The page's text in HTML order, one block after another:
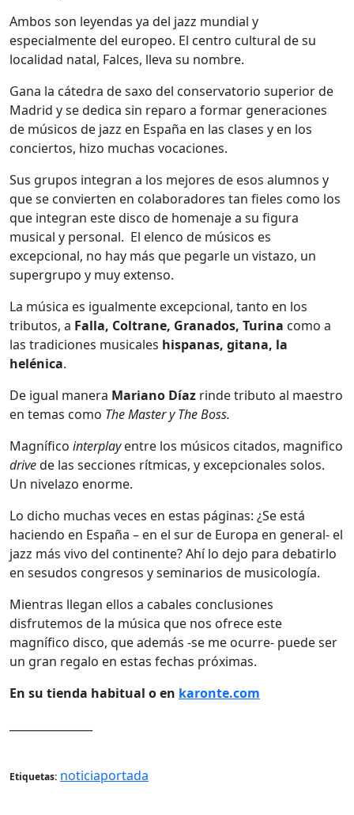
Ambos son leyendas ya del jazz mundial y
especialmente del europeo. El centro cultural de su
localidad natal, Falces, lleva su nombre.
Gana la cátedra de saxo del conservatorio superior de
Madrid y se dedica sin reparo a formar generaciones
de músicos de jazz en España en las clases y en los
conciertos, hizo muchas vocaciones.
Sus grupos integran a los mejores de esos alumnos y
que se convierten en colaboradores tan fieles como los
que integran este disco de homenaje a su figura
musical y personal. El elenco de músicos es
excepcional, no hay más que pegarle un vistazo, un
supergrupo y muy extenso.
La música es igualmente excepcional, tanto en los
tributos, a Falla, Coltrane, Granados, Turina como a
las tradiciones musicales hispanas, gitana, la
helénica.
De igual manera Mariano Díaz rinde tributo al maestro
en temas como The Master y The Boss.
Magnífico interplayentre los músicos citados, magnifico
drivede las secciones rítmicas, y excepcionales solos.
Un nivelazo enorme.
Lo dicho muchas veces en estas páginas: ¿Se está
haciendo en España – en el sur de Europa en general- el
jazz más vivo del continente? Ahí lo dejo para debatirlo
en sesudos congresos y seminarios de musicología.
Mientras llegan ellos a cabales conclusiones
disfrutemos de la música que nos ofrece este
magnífico disco, que además -se me ocurre- puede ser
un gran regalo en estas fechas próximas.
En su tienda habitual o en karonte.com
Etiquetas: noticiaportada